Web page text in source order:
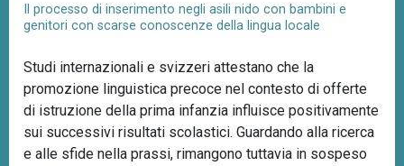
Il processo di inserimento negli asili nido con bambini e
genitori con scarse conoscenze della lingua locale
Studi internazionali e svizzeri attestano che la
promozione linguistica precoce nel contesto di offerte
di istruzione della prima infanzia influisce positivamente
sui successivi risultati scolastici. Guardando alla ricerca
e alle sfide nella prassi, rimangono tuttavia in sospeso